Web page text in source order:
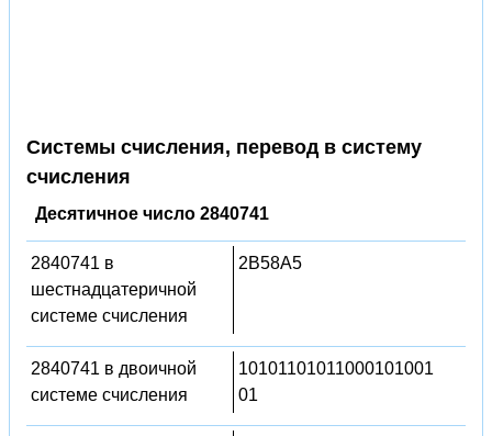
Системы счисления, перевод в систему
счисления
Десятичное число 2840741
2840741 в
шестнадцатеричной
системе счисления
2B58A5
2840741 в двоичной
системе счисления
10101101011000101001
01